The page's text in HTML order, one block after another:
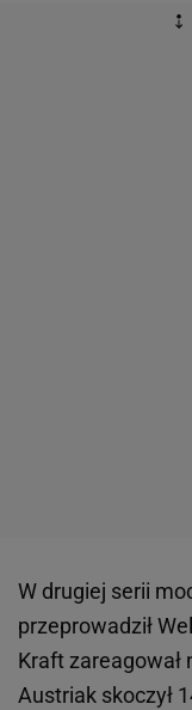
W drugiej serii
przeprowadził
Kraft zareagował
Austriak skoczył